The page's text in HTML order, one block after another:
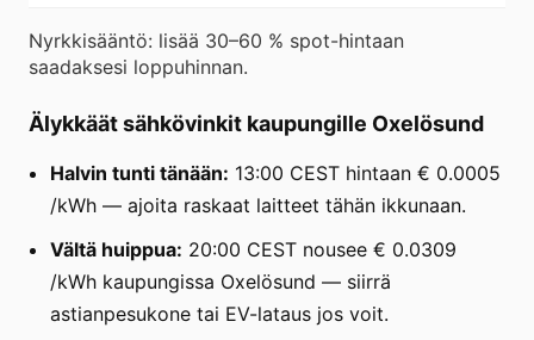
Nyrkkisääntö: lisää 30–60 % spot-hintaan
saadaksesi loppuhinnan.
Älykkäät sähkövinkit kaupungille Oxelösund
Halvin tunti tänään: 13:00 CEST hintaan € 0.0005
/kWh — ajoita raskaat laitteet tähän ikkunaan.
Vältä huippua: 20:00 CEST nousee € 0.0309
/kWh kaupungissa Oxelösund — siirrä
astianpesukone tai EV-lataus jos voit.